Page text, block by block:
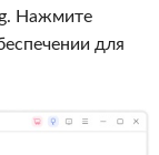
Нажмите
для